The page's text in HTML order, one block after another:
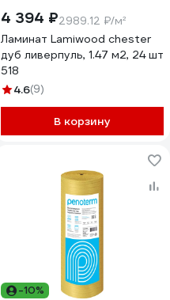
4 394 ₽2989.12 ₽/м²
Ламинат Lamiwood chester
дуб ливерпуль, 1.47 м2, 24 шт
518
4.6(9)
В корзину
-10%